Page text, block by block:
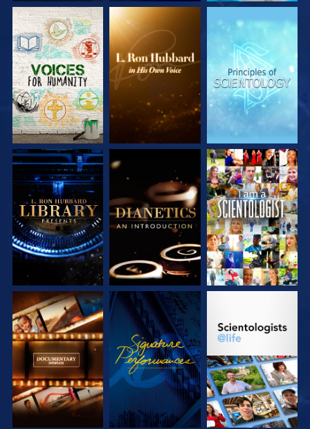
DÉCOUVRIR LES
SÉRIES
DÉCOUVRIR LES
SÉRIES
DÉCOUVRIR LES
SÉRIES
DÉCOUVRIR LES
SÉRIES
DÉCOUVRIR LES
SÉRIES
REGARDER
DÉCOUVRIR LES
SÉRIES
REGARDER
DÉCOUVRIR LES